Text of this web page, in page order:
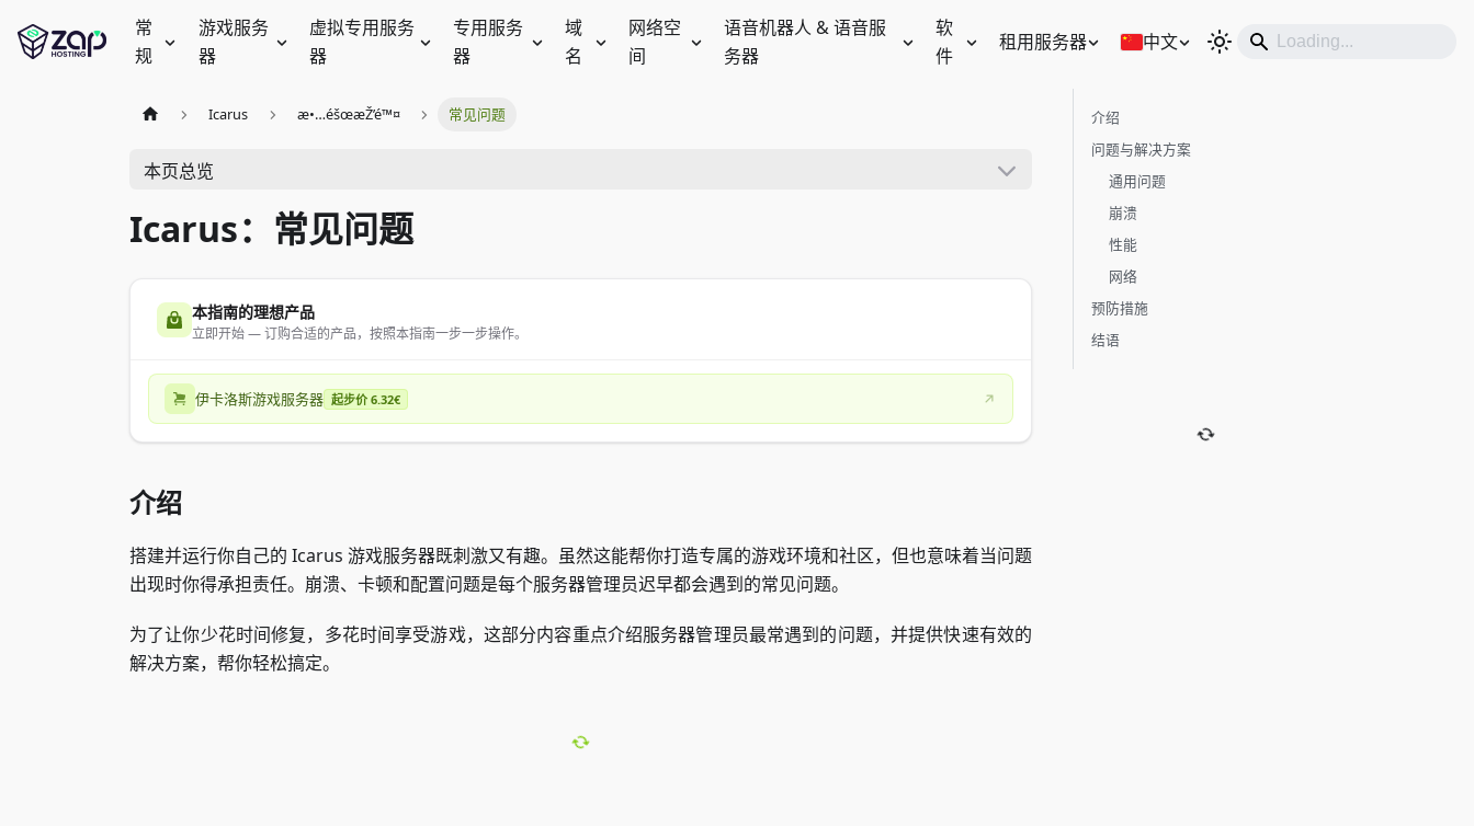
常
规
游戏服务
器
虚拟专用服务
器
专用服务
器
域
名
网络空
间
语音机器人 & 语音服
务器
软
件
租用服务器 中文
Icarus æ•…éšœæŽ’é™¤ 常见问题
本页总览
Icarus：常见问题
本指南的理想产品
立即开始 — 订购合适的产品，按照本指南一步一步操作。
伊卡洛斯游戏服务器 起步价 6.32€
介绍
搭建并运行你自己的 Icarus 游戏服务器既刺激又有趣。虽然这能帮你打造专属的游戏环境和社区，但也意味着当问题
出现时你得承担责任。崩溃、卡顿和配置问题是每个服务器管理员迟早都会遇到的常见问题。
为了让你少花时间修复，多花时间享受游戏，这部分内容重点介绍服务器管理员最常遇到的问题，并提供快速有效的
解决方案，帮你轻松搞定。
介绍
问题与解决方案
通用问题
崩溃
性能
网络
预防措施
结语